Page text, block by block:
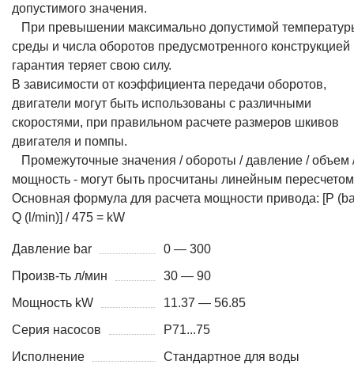
допустимого значения.
При превышении максимально допустимой
среды и числа оборотов предусмотренного конструкцией
гарантия теряет свою силу.
В зависимости от коэффициента передачи оборотов,
двигатели могут быть использованы с различными
скоростями, при правильном расчете размеров шкивов
двигателя и помпы.
Промежуточные значения / обороты / давление / объем
мощность - могут быть просчитаны линейным
Основная формула для расчета мощности привода: [P
Q (l/min)] / 475 = kW
Давление bar
0 — 300
Произв-ть л/мин
30 — 90
Мощность kW
11.37 — 56.85
Серия насосов
P71...75
Исполнение
Стандартное для воды